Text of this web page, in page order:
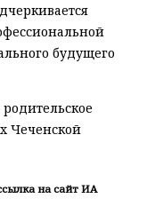
будущего
Чеченской
на сайт ИА